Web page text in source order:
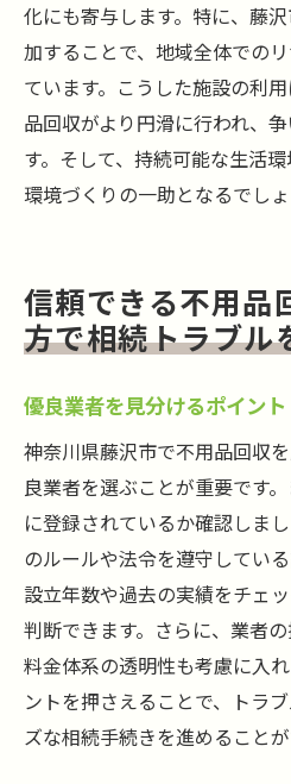
化にも寄与します。特に、藤
加することで、地域全体での
ています。こうした施設の利
品回収がより円滑に行われ、
す。そして、持続可能な生活
環境づくりの一助となるでしょ
信頼できる不用品
方で相続トラブル
優良業者を見分けるポイント
神奈川県藤沢市で不用品回収
良業者を選ぶことが重要です
に登録されているか確認しま
のルールや法令を遵守してい
設立年数や過去の実績をチェ
判断できます。さらに、業者
料金体系の透明性も考慮に入
ントを押さえることで、トラ
ズな相続手続きを進めることが